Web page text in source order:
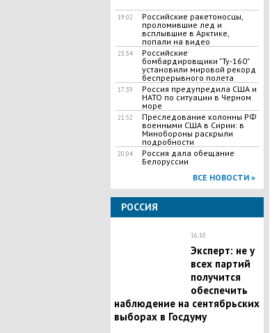
19:02
Российские ракетоносцы,
проломившие лед и
всплывшие в Арктике,
попали на видео
23:34
Российские
бомбардировщики "Ту-160"
установили мировой рекорд
беспрерывного полета
17:39
Россия предупредила США и
НАТО по ситуации в Черном
море
21:52
Преследование колонны РФ
военными США в Сирии: в
Минобороны раскрыли
подробности
20:04
Россия дала обещание
Белоруссии
ВСЕ НОВОСТИ »
РОССИЯ
16:10
Эксперт: не у
всех партий
получится
обеспечить
наблюдение на сентябрьских
выборах в Госдуму